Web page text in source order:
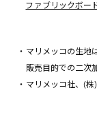
ファブリックボー
・マリメッコの生地
販売目的での二次
・マリメッコ社、(